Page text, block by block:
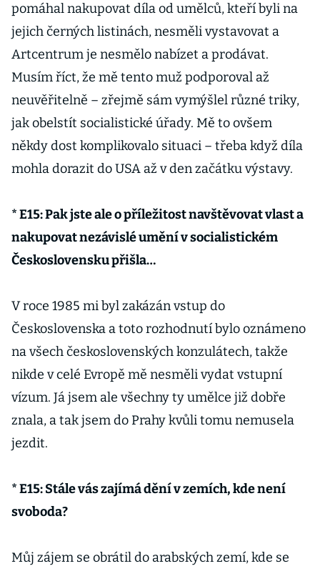
pomáhal nakupovat díla od umělců, kteří byli na
jejich černých listinách, nesměli vystavovat a
Artcentrum je nesmělo nabízet a prodávat.
Musím říct, že mě tento muž podporoval až
neuvěřitelně – zřejmě sám vymýšlel různé triky,
jak obelstít socialistické úřady. Mě to ovšem
někdy dost komplikovalo situaci – třeba když díla
mohla dorazit do USA až v den začátku výstavy.
* E15: Pak jste ale o příležitost navštěvovat vlast a
nakupovat nezávislé umění v socialistickém
Československu přišla…
V roce 1985 mi byl zakázán vstup do
Československa a toto rozhodnutí bylo oznámeno
na všech československých konzulátech, takže
nikde v celé Evropě mě nesměli vydat vstupní
vízum. Já jsem ale všechny ty umělce již dobře
znala, a tak jsem do Prahy kvůli tomu nemusela
jezdit.
* E15: Stále vás zajímá dění v zemích, kde není
svoboda?
Můj zájem se obrátil do arabských zemí, kde se